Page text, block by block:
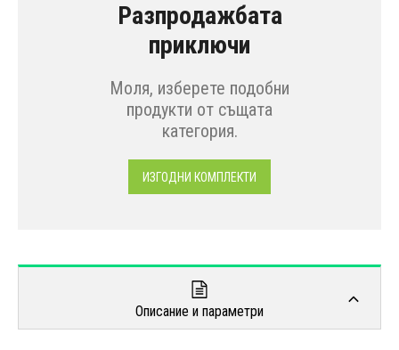
Разпродажбата
приключи
Моля, изберете подобни
продукти от същата
категория.
ИЗГОДНИ КОМПЛЕКТИ
Описание и параметри